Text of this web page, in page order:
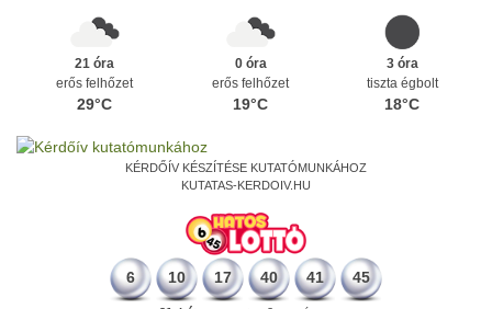
21 óra
erős felhőzet
29°C
0 óra
erős felhőzet
19°C
3 óra
tiszta égbolt
18°C
KÉRDŐÍV KÉSZÍTÉSE KUTATÓMUNKÁHOZ
KUTATAS-KERDOIV.HU
6 10 17 40 41 45